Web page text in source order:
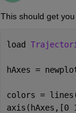
This should get
load
hAxes =
colors =
axis(hAxes,[0